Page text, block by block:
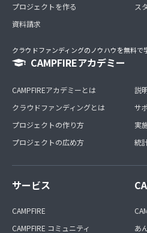
プロジェクトを作る
資料請求
ス
クラウドファンディングのノウハウを無料で
CAMPFIREアカデミー
CAMPFIREアカデミーとは
クラウドファンディングとは
プロジェクトの作り方
プロジェクトの広め方
説
サ
実
統
サービス
CAMPFIRE
CAMPFIRE コミュニティ
あ